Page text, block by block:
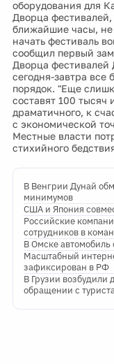
оборудования для
Дворца
ближайшие часы, не
начать фестиваль
сообщил первый
Дворца фестивалей
сегодня-завтра все
порядок. "Еще
составят 100
драматичного, к
с экономической
Местные власти
стихийного
В Венгрии Дунай
минимумов
США и Япония
Российские
сотрудников в
В Омске автомобиль
Масштабный
зафиксирован в РФ
В Грузии возбудили
обращении с